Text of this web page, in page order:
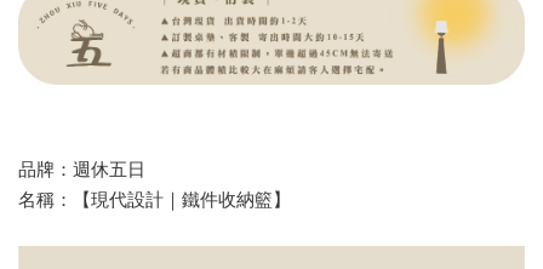
品牌：週休五日
名稱：【現代設計｜鐵件收納籃】